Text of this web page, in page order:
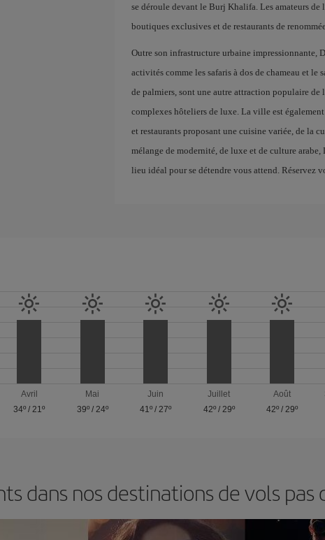
se déroule devant le Burj Khalifa. Les amateurs
boutiques exclusives et de restaurants de
Outre son infrastructure urbaine impressionnante,
activités comme les safaris à dos de chameau et
de palmiers, sont une autre attraction populaire
complexes hôteliers de luxe. La ville est
et restaurants proposant une cuisine variée, de la
mélange de modernité, de luxe et de culture
lieu idéal pour se détendre vous attend. Réservez
Avril
34º / 21º
Mai
39º/ 24º
Juin
41º / 27º
Juillet
42º/ 29º
Août
42º / 29º
dans nos destinations de vols pas